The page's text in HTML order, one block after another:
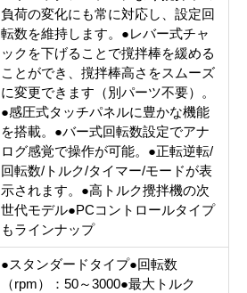
負荷の変化にも常に対応し、設定回
転数を維持します。●レバー式チャ
ックを下げることで撹拌棒を緩める
ことができ、撹拌棒高さをスムーズ
に変更できます（別パーツ不要）。
●感圧式タッチパネルに豊かな機能
を搭載。●バー式回転数設定でアナ
ログ感覚で操作が可能。●正転逆転/
回転数/トルク/タイマー/モードが表
示されます。●高トルク攪拌機の次
世代モデル●PCコントロールタイプ
もラインナップ
●スタンダードタイプ●回転数
（rpm）：50～3000●最大トルク